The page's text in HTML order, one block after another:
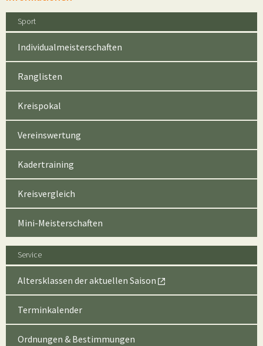
Sport
Individualmeisterschaften
Ranglisten
Kreispokal
Vereinswertung
Kadertraining
Kreisvergleich
Mini-Meisterschaften
Service
Altersklassen der aktuellen Saison
Terminkalender
Ordnungen & Bestimmungen